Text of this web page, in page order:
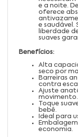
e a noite.
oferece
e saudável.
liberdade
suaves
Benefícios:
Alta
seco por
Barreiras
contra
Ajuste
movimento.
Toque
bebê.
Ideal para
economia.